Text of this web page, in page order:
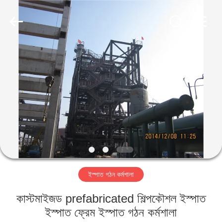
বাড়ি
পণ্য
ভিডিও
ভিআর
শো
আমাদের
Qingdao
Reserved.
ইস্পাত গঠন কর্মশালা
কাস্টমাইজড prefabricated শিল্পকৌশল ইস্পাত
ইস্পাত ফ্রেম ইস্পাত গঠন কর্মশালা